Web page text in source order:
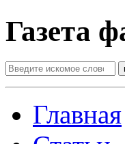
Газета
Главная